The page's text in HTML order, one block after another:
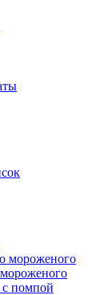
мороженого
помпой